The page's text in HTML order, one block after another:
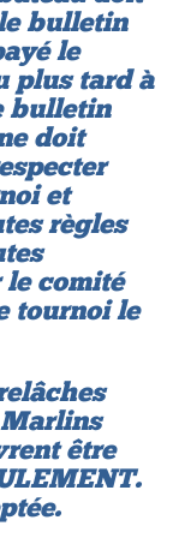
bulletin
le
plus tard à
bulletin
doit
et
règles
comité
tournoi le
être